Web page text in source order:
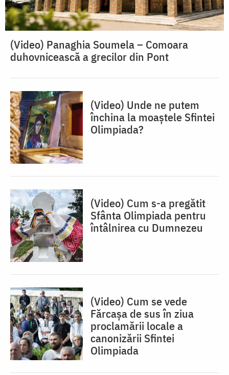
(Video) Panaghia Soumela – Comoara
duhovnicească a grecilor din Pont
(Video) Unde ne putem
închina la moaștele Sfintei
Olimpiada?
(Video) Cum s-a pregătit
Sfânta Olimpiada pentru
întâlnirea cu Dumnezeu
(Video) Cum se vede
Fărcașa de sus în ziua
proclamării locale a
canonizării Sfintei
Olimpiada